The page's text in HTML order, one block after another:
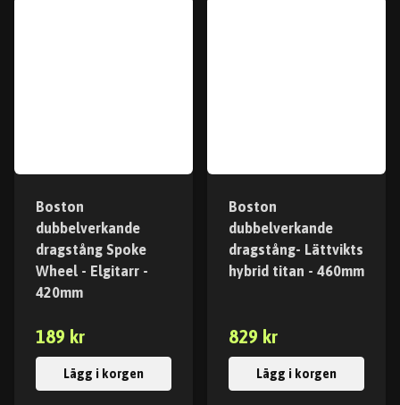
Boston
dubbelverkande
dragstång Spoke
Wheel - Elgitarr -
420mm
189 kr
Lägg i korgen
Boston
dubbelverkande
dragstång- Lättvikts
hybrid titan - 460mm
829 kr
Lägg i korgen